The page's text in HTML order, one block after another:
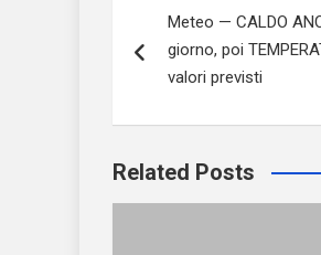
articoli
Meteo — CALDO
giorno, poi
valori previsti
Related Posts